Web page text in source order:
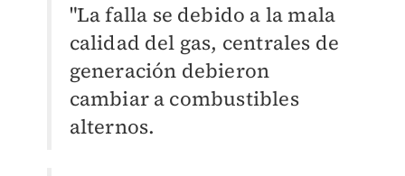
"La falla se debido a la mala
calidad del gas, centrales de
generación debieron
cambiar a combustibles
alternos.